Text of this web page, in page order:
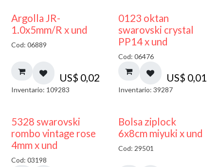
Argolla JR-
1.0x5mm/R x und
Cod: 06889
US$ 0,02
Inventario: 109283
0123 oktan
swarovski crystal
PP14 x und
Cod: 06476
US$ 0,01
Inventario: 39287
5328 swarovski
rombo vintage rose
4mm x und
Cod: 03198
¡NUEVO!
Bolsa ziplock
6x8cm miyuki x und
Cod: 29501